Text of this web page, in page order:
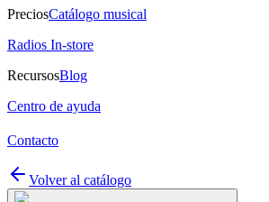
PreciosCatálogo musical
Radios In-store
RecursosBlog
Centro de ayuda
Contacto
Volver al catálogo